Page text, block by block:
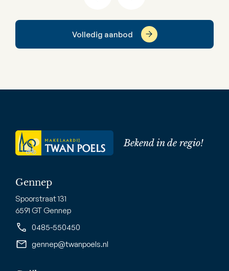
Volledig aanbod
Bekend in de regio!
Gennep
Spoorstraat 131
6591 GT Gennep
0485-550450
gennep@twanpoels.nl